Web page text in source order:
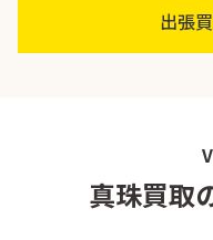
出張
真珠買取